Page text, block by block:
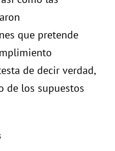
que pretende
de decir verdad,
de los supuestos